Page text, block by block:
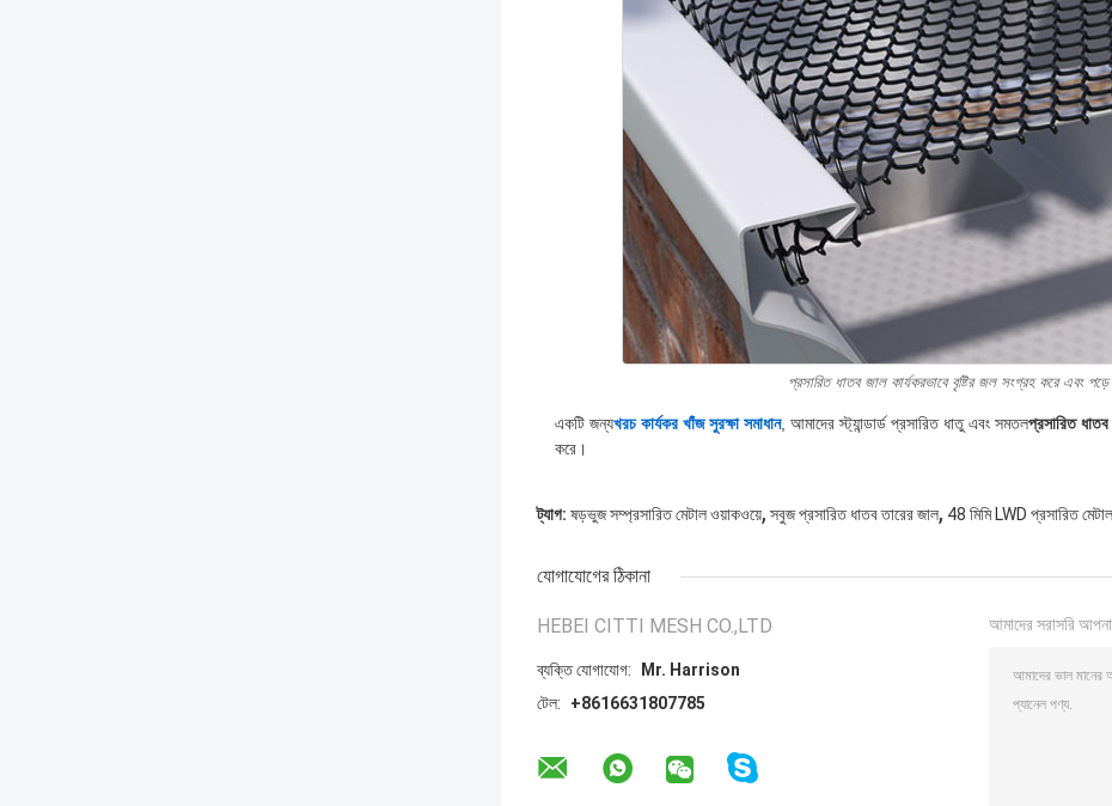
প্রসারিত ধাতব জাল কার্যকরভাবে বৃষ্টির জল সংগ্রহ করে এবং
একটি জন্যখরচ কার্যকর খাঁজ সুরক্ষা সমাধান, আমাদের স্ট্যান্ডার্ড প্রসারিত ধাতু এবং সমতলপ্রসারিত ধাতব
করে।
ট্যাগ: ষড়ভুজ সম্প্রসারিত মেটাল ওয়াকওয়ে, সবুজ প্রসারিত ধাতব তারের জাল, 48 মিমি LWD প্রসারিত মেটাল
যোগাযোগের ঠিকানা
HEBEI CITTI MESH CO.,LTD
ব্যক্তি যোগাযোগ:
Mr. Harrison
টেল:
+8616631807785
আমাদের সরাসরি